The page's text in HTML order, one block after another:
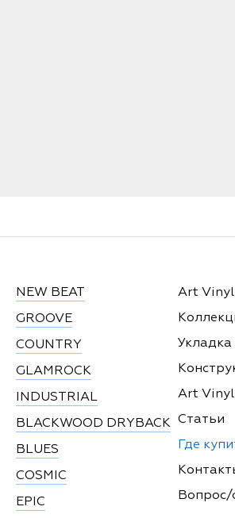
NEW BEAT
GROOVE
COUNTRY
GLAMROCK
INDUSTRIAL
BLACKWOOD DRYBACK
BLUES
COSMIC
EPIC
Art Vinyl
Укладка
Art Vinyl
Статьи
Где
Вопрос/